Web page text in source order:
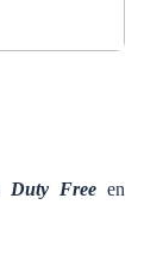
Duty Freeen